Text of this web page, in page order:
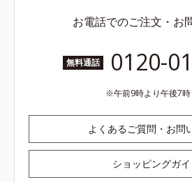
お電話でのご注文・お
無料通話 0120-
午前9時より午後7
よくあるご質問・お問
ショッピングガイ